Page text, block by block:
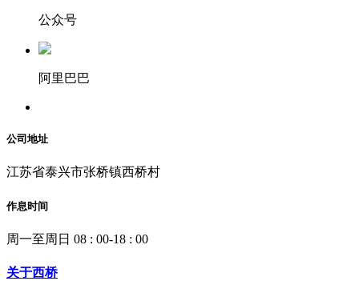
公众号
阿里巴巴
公司地址
江苏省泰兴市张桥镇西桥村
作息时间
周一至周日 08 : 00-18 : 00
关于西桥